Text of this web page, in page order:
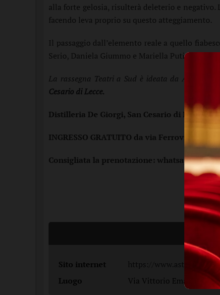
alla forte gelosia, risulterà deleterio e negativo.
facendo leva proprio su questo atteggiamento.
Il passaggio dall’elemento reale a quello
Serio, Daniela Giummo e Mariella Putignano, e
La rassegna Teatri a Sud è ideata da Astràgali
Cesario di Lecce.
Distilleria De Giorgi, San Cesario di Lecce -
INGRESSO GRATUITO da via Ferrovia, 73.
Consigliata la prenotazione: whatsapp
Sito internet
https://www.astragali.it/
Luogo
Via Vittorio Emanuele III,